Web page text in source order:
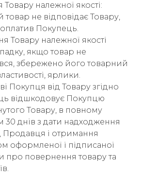
належної якості:
товар не відповідає Товару,
Покупець.
Товару належної якості
якщо товар не
збережено його товарний
ярлики.
Покупця від Товару згідно
відшкодовує Покупцю
Товару, в повному
30 днів з дати надходження
Продавця і отримання
оформленої і підписаної
про повернення товару та